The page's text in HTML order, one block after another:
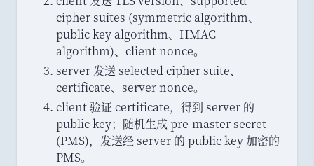
cipher suites (symmetric algorithm、
public key algorithm、 HMAC
algorithm)、 client nonce。
server 发送 selected cipher suite、
certificate、 server nonce。
client 验证 certificate， 得到 server 的
public key； 随机生成 pre-master secret
(PMS)， 发送经 server 的 public key 加密的
PMS。